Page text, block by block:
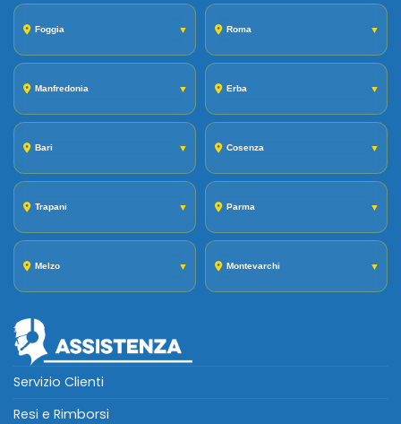
Foggia ▼ Roma ▼
Manfredonia ▼ Erba ▼
Bari ▼ Cosenza ▼
Trapani ▼ Parma ▼
Melzo ▼ Montevarchi ▼
Servizio Clienti
Resi e Rimborsi